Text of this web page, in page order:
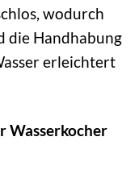
wodurch
die Handhabung
erleichtert
Wasserkocher